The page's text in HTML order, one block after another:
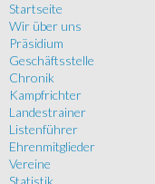
Startseite
Wir über uns
Präsidium
Geschäftsstelle
Chronik
Kampfrichter
Landestrainer
Listenführer
Ehrenmitglieder
Vereine
Statistik